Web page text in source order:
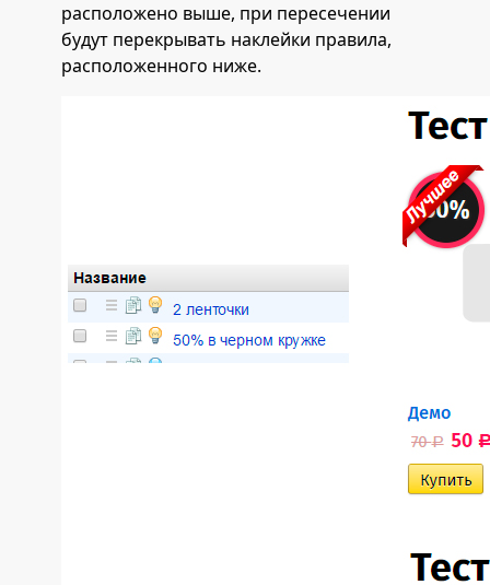
расположено выше, при пересечении
будут перекрывать наклейки правила,
расположенного ниже.